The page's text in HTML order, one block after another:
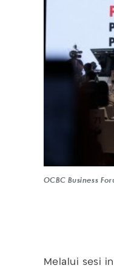
OCBC Business
Melalui sesi